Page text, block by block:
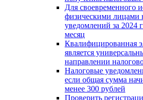
Для своевременного
физическими лицами
уведомлений за 2024
месяц
Квалифицированная
является
направлении
Налоговые
если общая сумма
менее 300 рублей
Проверить